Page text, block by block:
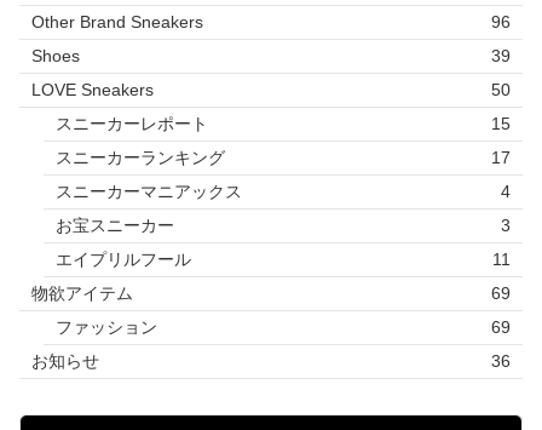
Other Brand Sneakers
96
Shoes
39
LOVE Sneakers
50
スニーカーレポート
15
スニーカーランキング
17
スニーカーマニアックス
4
お宝スニーカー
3
エイプリルフール
11
物欲アイテム
69
ファッション
69
お知らせ
36